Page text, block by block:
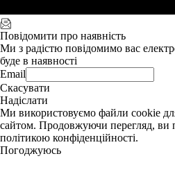
Повідомити про наявність
Ми з радістю повідомимо вас
буде в наявності
Email
Скасувати
Надіслати
Ми використовуємо файли cookie
сайтом. Продовжуючи перегляд, ви
політикою конфіденційності.
Погоджуюсь